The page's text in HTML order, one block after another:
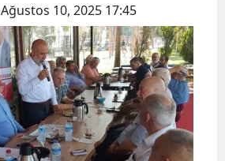
Ağustos 10, 2025 17:45